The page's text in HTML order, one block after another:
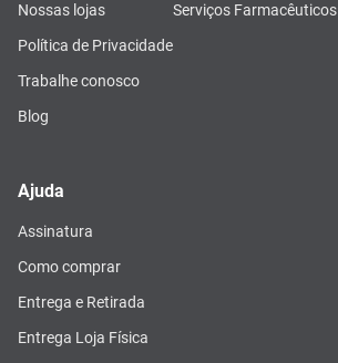
Nossas lojas
Política de Privacidade
Trabalhe conosco
Blog
Serviços Farmacêuticos
Ajuda
Assinatura
Como comprar
Entrega e Retirada
Entrega Loja Física